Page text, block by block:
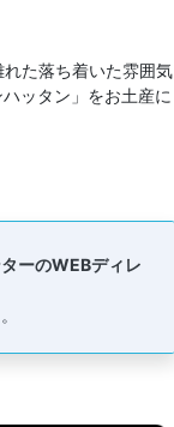
た落ち着いた雰囲気
ッタン」をお土産に
ーのWEBディレ